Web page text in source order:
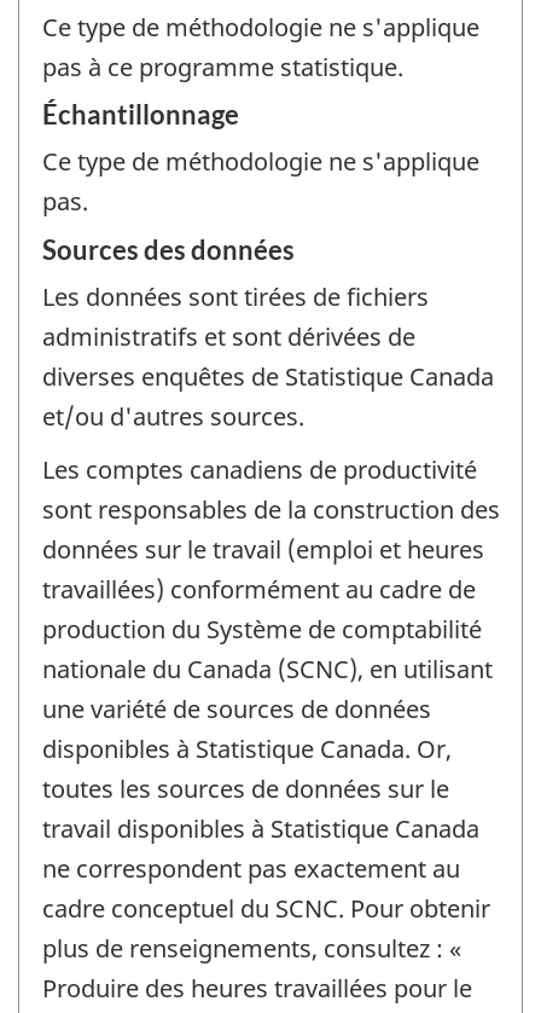
Ce type de méthodologie ne s'applique
pas à ce programme statistique.
Échantillonnage
Ce type de méthodologie ne s'applique
pas.
Sources des données
Les données sont tirées de fichiers
administratifs et sont dérivées de
diverses enquêtes de Statistique Canada
et/ou d'autres sources.
Les comptes canadiens de productivité
sont responsables de la construction des
données sur le travail (emploi et heures
travaillées) conformément au cadre de
production du Système de comptabilité
nationale du Canada (SCNC), en utilisant
une variété de sources de données
disponibles à Statistique Canada. Or,
toutes les sources de données sur le
travail disponibles à Statistique Canada
ne correspondent pas exactement au
cadre conceptuel du SCNC. Pour obtenir
plus de renseignements, consultez : «
Produire des heures travaillées pour le